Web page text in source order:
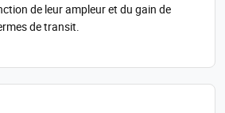
de leur ampleur et du gain de
de transit.